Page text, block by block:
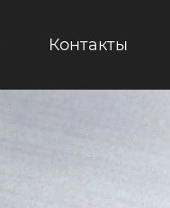
Контакты